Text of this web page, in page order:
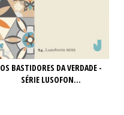
OS BASTIDORES DA VERDADE -
SÉRIE LUSOFON...